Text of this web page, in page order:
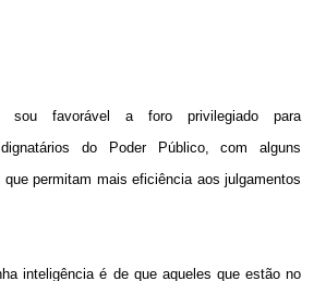
sou favorável a foro privilegiado para
do Poder Público, com alguns
permitam mais eficiência aos julgamentos
inteligência é de que aqueles que estão no